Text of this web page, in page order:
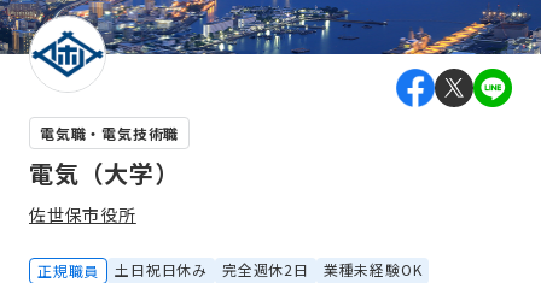
電気職・電気技術職
電気（大学）
佐世保市役所
正規職員 土日祝日休み 完全週休2日
業種未経験OK